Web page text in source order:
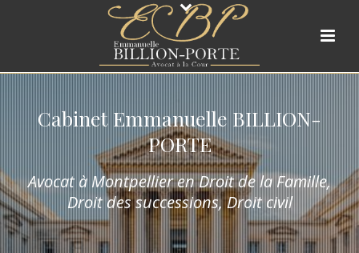
Cabinet Emmanuelle BILLION-
PORTE
Avocat à Montpellier en Droit de la Famille,
Droit des successions, Droit civil